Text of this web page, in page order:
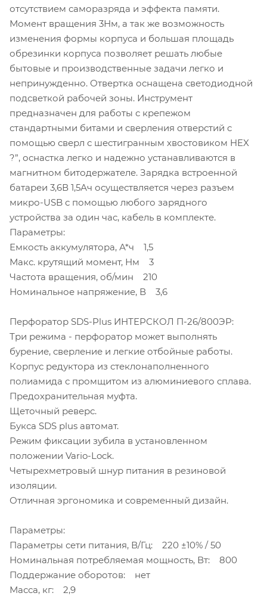
отсутствием саморазряда и эффекта памяти.
Момент вращения 3Нм, а так же возможность
изменения формы корпуса и большая площадь
обрезинки корпуса позволяет решать любые
бытовые и производственные задачи легко и
непринужденно. Отвертка оснащена светодиодной
подсветкой рабочей зоны. Инструмент
предназначен для работы с крепежом
стандартными битами и сверления отверстий с
помощью сверл с шестигранным хвостовиком HEX
?”, оснастка легко и надежно устанавливаются в
магнитном битодержателе. Зарядка встроенной
батареи 3,6В 1,5Ач осуществляется через разъем
микро-USB с помощью любого зарядного
устройства за один час, кабель в комплекте.
Параметры:
Емкость аккумулятора, А*ч 1,5
Макс. крутящий момент, Нм 3
Частота вращения, об/мин 210
Номинальное напряжение, В 3,6
Перфоратор SDS-Plus ИНТЕРСКОЛ П-26/800ЭР:
Три режима - перфоратор может выполнять
бурение, сверление и легкие отбойные работы.
Корпус редуктора из стеклонаполненного
полиамида с промщитом из алюминиевого сплава.
Предохранительная муфта.
Щеточный реверс.
Букса SDS plus автомат.
Режим фиксации зубила в установленном
положении Vario-Lock.
Четырехметровый шнур питания в резиновой
изоляции.
Отличная эргономика и современный дизайн.
Параметры:
Параметры сети питания, В/Гц: 220 ±10% / 50
Номинальная потребляемая мощность, Вт: 800
Поддержание оборотов: нет
Масса, кг: 2,9